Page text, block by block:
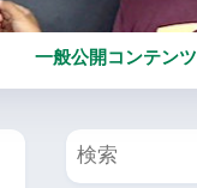
一般公開コンテンツ